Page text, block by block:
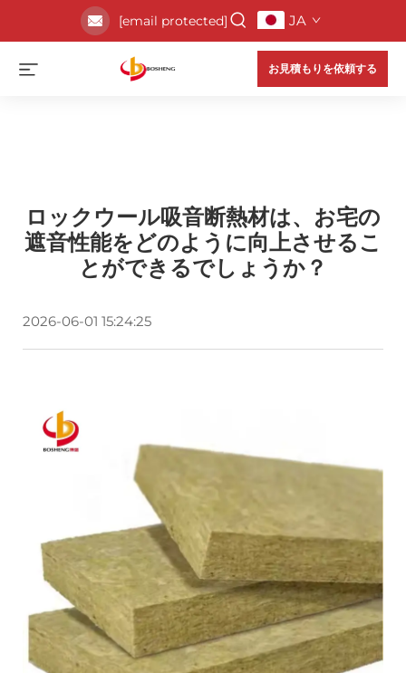
[email protected] JA
お見積もりを依頼する
ロックウール吸音断熱材は、お宅の
遮音性能をどのように向上させるこ
とができるでしょうか？
2026-06-01 15:24:25